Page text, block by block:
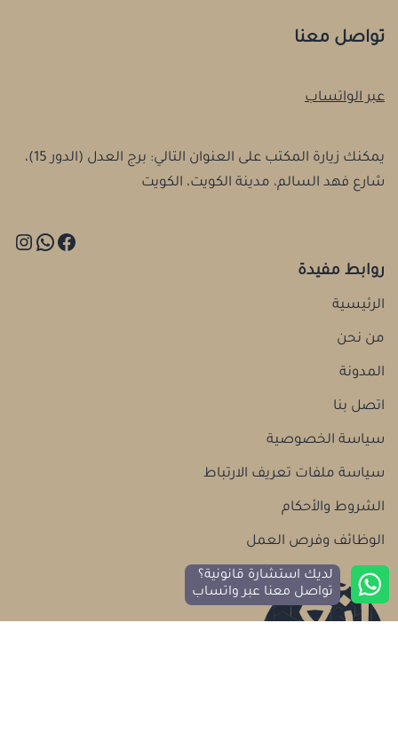
تواصل معنا
عبر الواتساب
يمكنك زيارة المكتب على العنوان التالي: برج العدل (الدور 15)،
شارع فهد السالم، مدينة الكويت، الكويت
روابط مفيدة
الرئيسية
من نحن
المدونة
اتصل بنا
سياسة الخصوصية
سياسة ملفات تعريف الارتباط
الشروط والأحكام
الوظائف وفرص العمل
لديك استشارة قانونية؟
تواصل معنا عبر واتساب